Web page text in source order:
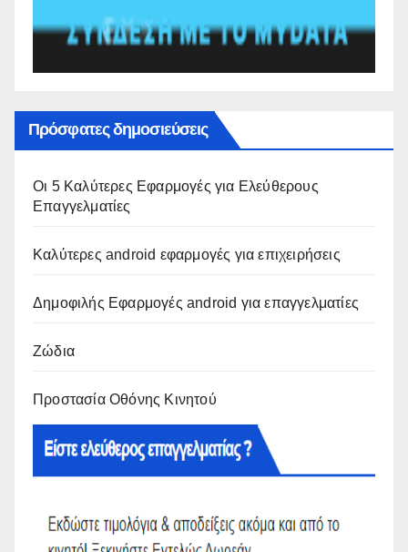
Πρόσφατες δημοσιεύσεις
Οι 5 Καλύτερες Εφαρμογές για Ελεύθερους
Επαγγελματίες
Καλύτερες android εφαρμογές για επιχειρήσεις
Δημοφιλής Εφαρμογές android για επαγγελματίες
Ζώδια
Προστασία Οθόνης Κινητού